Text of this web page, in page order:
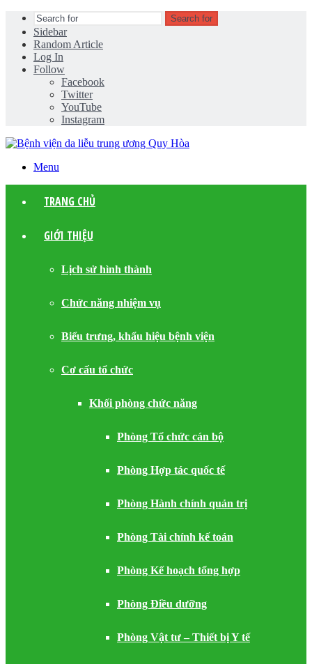
Search for
Sidebar
Random Article
Log In
Follow
Facebook
Twitter
YouTube
Instagram
Menu
TRANG CHỦ
GIỚI THIỆU
Lịch sử hình thành
Chức năng nhiệm vụ
Biểu trưng, khẩu hiệu bệnh viện
Cơ cấu tổ chức
Khối phòng chức năng
Phòng Tổ chức cán bộ
Phòng Hợp tác quốc tế
Phòng Hành chính quản trị
Phòng Tài chính kế toán
Phòng Kế hoạch tổng hợp
Phòng Điều dưỡng
Phòng Vật tư – Thiết bị Y tế